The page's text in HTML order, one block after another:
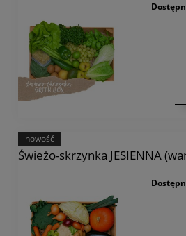
Świeżo-skrzynka JESIENNA
nowość